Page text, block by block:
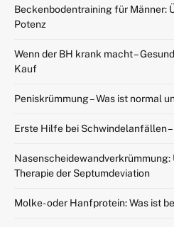
Beckenbodentraining für Männer:
Potenz
Wenn der BH krank macht –
Kauf
Peniskrümmung – Was ist normal
Erste Hilfe bei Schwindelanfällen
Nasenscheidewandverkrümmung:
Therapie der Septumdeviation
Molke- oder Hanfprotein: Was ist